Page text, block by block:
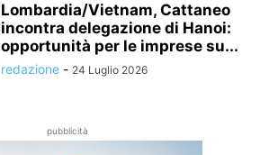
Lombardia/Vietnam, Cattaneo
incontra delegazione di Hanoi:
opportunità per le imprese su...
redazione - 24 Luglio 2026
pubblicità